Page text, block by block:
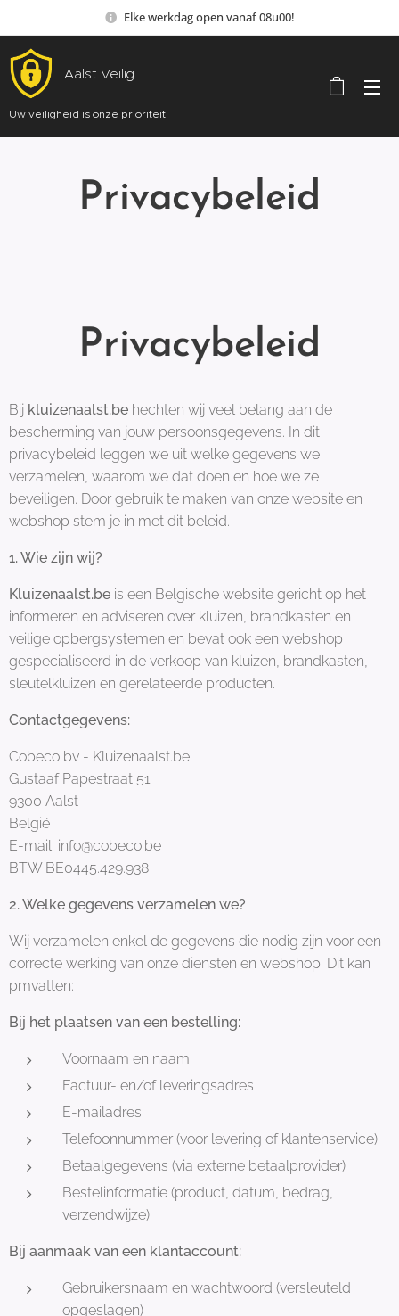
Elke werkdag open vanaf 08u00!
Aalst Veilig
Uw veiligheid is onze prioriteit
Privacybeleid
Privacybeleid
Bij kluizenaalst.be hechten wij veel belang aan de
bescherming van jouw persoonsgegevens. In dit
privacybeleid leggen we uit welke gegevens we
verzamelen, waarom we dat doen en hoe we ze
beveiligen. Door gebruik te maken van onze website en
webshop stem je in met dit beleid.
1. Wie zijn wij?
Kluizenaalst.be is een Belgische website gericht op het
informeren en adviseren over kluizen, brandkasten en
veilige opbergsystemen en bevat ook een webshop
gespecialiseerd in de verkoop van kluizen, brandkasten,
sleutelkluizen en gerelateerde producten.
Contactgegevens:
Cobeco bv - Kluizenaalst.be
Gustaaf Papestraat 51
9300 Aalst
België
E-mail: info@cobeco.be
BTW BE0445.429.938
2. Welke gegevens verzamelen we?
Wij verzamelen enkel de gegevens die nodig zijn voor een
correcte werking van onze diensten en webshop. Dit kan
pmvatten:
Bij het plaatsen van een bestelling:
Voornaam en naam
Factuur- en/of leveringsadres
E-mailadres
Telefoonnummer (voor levering of klantenservice)
Betaalgegevens (via externe betaalprovider)
Bestelinformatie (product, datum, bedrag,
verzendwijze)
Bij aanmaak van een klantaccount:
Gebruikersnaam en wachtwoord (versleuteld
opgeslagen)